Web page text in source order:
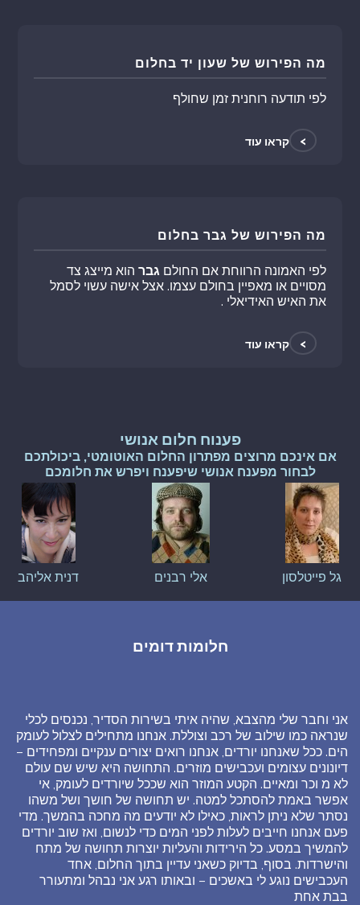
מה הפירוש של שעון יד בחלום
לפי תודעה רוחנית זמן שחולף
> קראו עוד
מה הפירוש של גבר בחלום
לפי האמונה הרווחת אם החולם גבר הוא מייצג צד
מסויים או מאפיין בחולם עצמו. אצל אישה עשוי לסמל
את האיש האידיאלי .
> קראו עוד
פענוח חלום אנושי
אם אינכם מרוצים מפתרון החלום האוטומטי, ביכולתכם
לבחור מפענח אנושי שיפענח ויפרש את חלומכם
גל פייטלסון אלי רבנים דנית אליהב
חלומות דומים
אני וחבר שלי מהצבא, שהיה איתי בשירות הסדיר, נכנסים לכלי
שנראה כמו שילוב של רכב וצוללת. אנחנו מתחילים לצלול לעומק
הים. ככל שאנחנו יורדים, אנחנו רואים יצורים ענקיים ומפחידים –
דיונונים עצומים ועכבישים מוזרים. התחושה היא שיש שם עולם
לא מ וכר ומאיים. הקטע המוזר הוא שככל שיורדים לעומק, אי
אפשר באמת להסתכל למטה. יש תחושה של חושך ושל משהו
נסתר שלא ניתן לראות, כאילו לא יודעים מה מחכה בהמשך. מדי
פעם אנחנו חייבים לעלות לפני המים כדי לנשום, ואז שוב יורדים
להמשיך במסע. כל הירידות והעליות יוצרות תחושה של מתח
והישרדות. בסוף, בדיוק כשאני עדיין בתוך החלום, אחד
העכבישים נוגע לי באשכים – ובאותו רגע אני נבהל ומתעורר
בבת אחת